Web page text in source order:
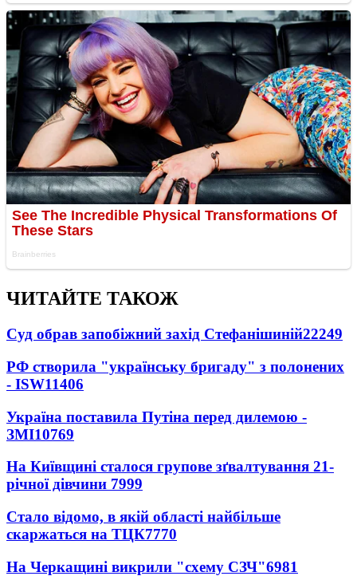
ЧИТАЙТЕ ТАКОЖ
Суд обрав запобіжний захід Стефанішиній22249
РФ створила "українську бригаду" з полонених
- ISW11406
Україна поставила Путіна перед дилемою -
ЗМІ10769
На Київщині сталося групове зґвалтування 21-
річної дівчини 7999
Стало відомо, в якій області найбільше
скаржаться на ТЦК7770
На Черкащині викрили "схему СЗЧ"6981